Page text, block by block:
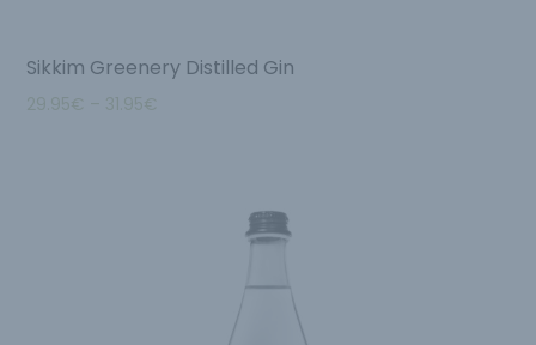
Sikkim Greenery Distilled Gin
29.95€ – 31.95€